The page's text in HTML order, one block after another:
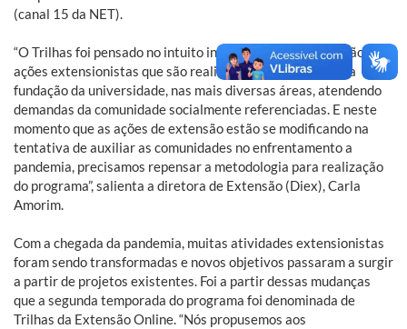
(canal 15 da NET).
“O Trilhas foi pensado no intuito intensificar a comunicação das
ações extensionistas que são realizadas na FURG desde a
fundação da universidade, nas mais diversas áreas, atendendo
demandas da comunidade socialmente referenciadas. E neste
momento que as ações de extensão estão se modificando na
tentativa de auxiliar as comunidades no enfrentamento a
pandemia, precisamos repensar a metodologia para realização
do programa”, salienta a diretora de Extensão (Diex), Carla
Amorim.
Com a chegada da pandemia, muitas atividades extensionistas
foram sendo transformadas e novos objetivos passaram a surgir
a partir de projetos existentes. Foi a partir dessas mudanças
que a segunda temporada do programa foi denominada de
Trilhas da Extensão Online. “Nós propusemos aos